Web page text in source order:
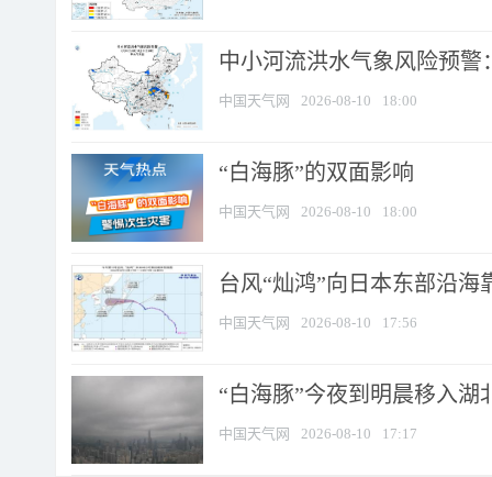
中小河流洪水气象风险预
中国天气网 2026-08-10 18:00
​“白海豚”的双面影响
中国天气网 2026-08-10 18:00
台风“灿鸿”向日本东部沿海
中国天气网 2026-08-10 17:56
“白海豚”今夜到明晨移入湖
中国天气网 2026-08-10 17:17